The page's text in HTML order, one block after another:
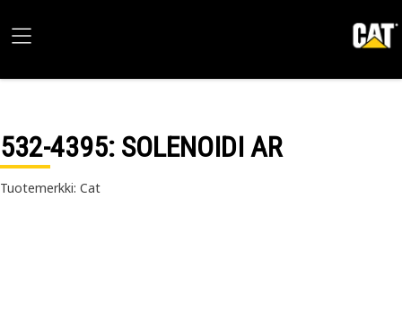
532-4395: SOLENOIDI AR
Tuotemerkki: Cat